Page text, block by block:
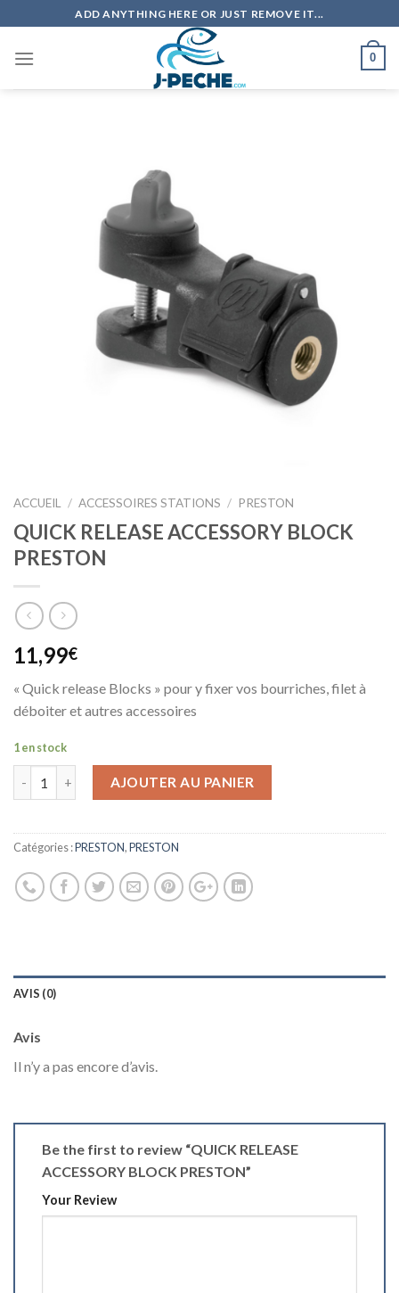
to
content
ADD ANYTHING HERE OR JUST REMOVE IT...
0
ACCUEIL / ACCESSOIRES STATIONS / PRESTON
QUICK RELEASE ACCESSORY BLOCK
PRESTON
11,99€
« Quick release Blocks » pour y fixer vos bourriches, filet à
déboiter et autres accessoires
1 en stock
AJOUTER AU PANIER
Catégories :PRESTON,PRESTON
AVIS (0)
Avis
Il n’y a pas encore d’avis.
Be the first to review “QUICK RELEASE
ACCESSORY BLOCK PRESTON”
Your Review